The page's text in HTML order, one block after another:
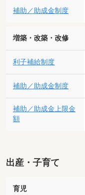
補助／助成金制度
増築・改築・改修
利子補給制度
補助／助成金制度
補助／助成金上限金
額
出産・子育て
育児